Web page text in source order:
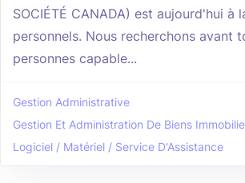
SOCIÉTÉ CANADA) est aujourd'hui à
personnels. Nous recherchons avant
personnes capable...
Gestion Administrative
Gestion Et Administration De Biens
Logiciel / Matériel / Service D'Assistance